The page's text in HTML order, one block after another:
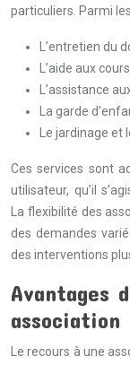
particuliers. Parmi
L’entretien du
L’aide aux
L’assistance
La garde
Le jardinage
Ces services sont
utilisateur, qu’il
La flexibilité des
des demandes
des interventions
Avantages
Le recours à une